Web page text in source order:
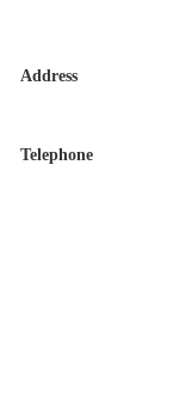
Address
Telephone